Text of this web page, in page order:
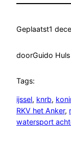
Geplaatst1
doorGuido Huls
Tags:
ijssel, knrb,
RKV het Anker,
watersport